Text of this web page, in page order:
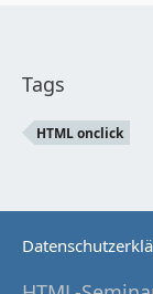
Tags
HTML onclick